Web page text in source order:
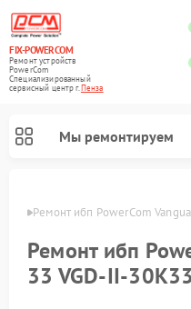
FIX-POWERCOM
Ремонт устройств
PowerCom
Специализированный
cервисный центр г.Пенза
Мы ремонтируем
Ремонт ибп PowerCom
Ремонт ибп
33 VGD-II-